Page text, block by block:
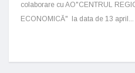
colaborare cu AO"CENTRUL
ECONOMICĂ" la data de 13 april...